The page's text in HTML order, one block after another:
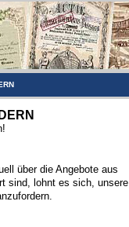
über die Angebote aus
sind, lohnt es sich, unsere